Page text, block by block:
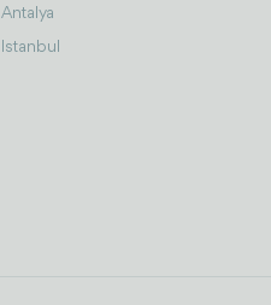
Antalya
Istanbul